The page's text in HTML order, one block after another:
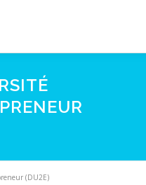
RECHERCHE
(DU2E)